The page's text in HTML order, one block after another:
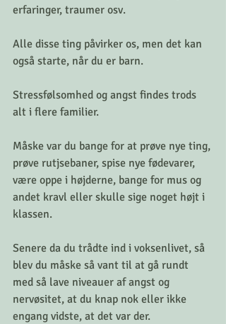
erfaringer, traumer osv.
Alle disse ting påvirker os, men det kan
også starte, når du er barn.
Stressfølsomhed og angst findes trods
alt i flere familier.
Måske var du bange for at prøve nye ting,
prøve rutjsebaner, spise nye fødevarer,
være oppe i højderne, bange for mus og
andet kravl eller skulle sige noget højt i
klassen.
Senere da du trådte ind i voksenlivet, så
blev du måske så vant til at gå rundt
med så lave niveauer af angst og
nervøsitet, at du knap nok eller ikke
engang vidste, at det var der.